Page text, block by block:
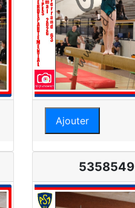
Ajouter
5358549